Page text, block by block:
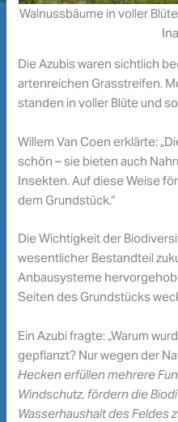
Walnussbäume in voller
Die Azubis waren sichtlich
artenreichen Grasstreifen.
standen in voller Blüte und
Willem Van Coen erklärte:
schön – sie bieten auch
Insekten. Auf diese Weise
dem Grundstück.“
Die Wichtigkeit der
wesentlicher Bestandteil
Anbausysteme
Seiten des Grundstücks
Ein Azubi fragte: „Warum
gepflanzt? Nur wegen der
Hecken erfüllen mehrere
Windschutz, fördern die
Wasserhaushalt des Feldes